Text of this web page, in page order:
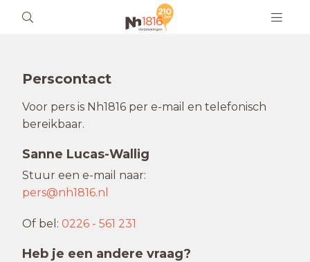
Perscontact
Voor pers is Nh1816 per e-mail en telefonisch
bereikbaar.
Sanne Lucas-Wallig
Stuur een e-mail naar:
pers@nh1816.nl
Of bel: 0226 - 561 231
Heb je een andere vraag?